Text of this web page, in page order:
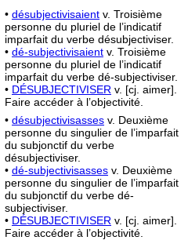
• désubjectivisaient v. Troisième
personne du pluriel de l’indicatif
imparfait du verbe désubjectiviser.
• dé-subjectivisaient v. Troisième
personne du pluriel de l’indicatif
imparfait du verbe dé-subjectiviser.
• DÉSUBJECTIVISER v. [cj. aimer].
Faire accéder à l’objectivité.
• désubjectivisasses v. Deuxième
personne du singulier de l’imparfait
du subjonctif du verbe
désubjectiviser.
• dé-subjectivisasses v. Deuxième
personne du singulier de l’imparfait
du subjonctif du verbe dé-
subjectiviser.
• DÉSUBJECTIVISER v. [cj. aimer].
Faire accéder à l’objectivité.